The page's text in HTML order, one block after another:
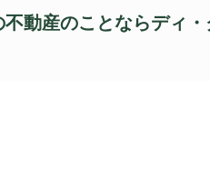
不動産のことならディ